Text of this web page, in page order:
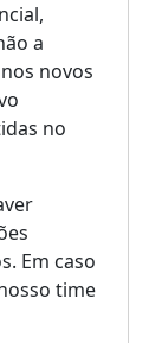
a
novos
no
. Em caso
time